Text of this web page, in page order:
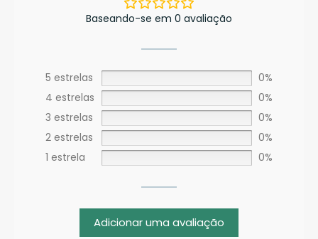
Baseando-se em 0 avaliação
5 estrelas
0%
4 estrelas
0%
3 estrelas
0%
2 estrelas
0%
1 estrela
0%
Adicionar uma avaliação